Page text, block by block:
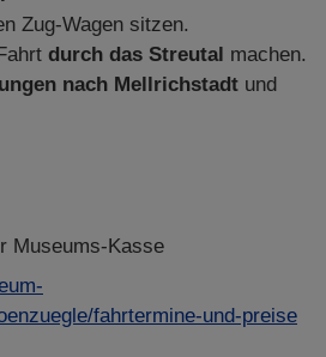
Zug-Wagen sitzen.
durch das Streutal machen.
nach Mellrichstadt und
Museums-Kasse
fahrtermine-und-preise